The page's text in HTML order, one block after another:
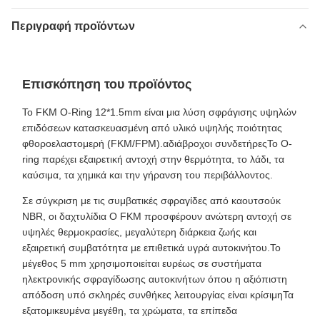
Περιγραφή προϊόντων
Επισκόπηση του προϊόντος
Το FKM O-Ring 12*1.5mm είναι μια λύση σφράγισης υψηλών
επιδόσεων κατασκευασμένη από υλικό υψηλής ποιότητας
φθοροελαστομερή (FKM/FPM).αδιάβροχοι συνδετήρεςΤο O-
ring παρέχει εξαιρετική αντοχή στην θερμότητα, το λάδι, τα
καύσιμα, τα χημικά και την γήρανση του περιβάλλοντος.
Σε σύγκριση με τις συμβατικές σφραγίδες από καουτσούκ
NBR, οι δαχτυλίδια O FKM προσφέρουν ανώτερη αντοχή σε
υψηλές θερμοκρασίες, μεγαλύτερη διάρκεια ζωής και
εξαιρετική συμβατότητα με επιθετικά υγρά αυτοκινήτου.Το
μέγεθος 5 mm χρησιμοποιείται ευρέως σε συστήματα
ηλεκτρονικής σφραγίδωσης αυτοκινήτων όπου η αξιόπιστη
απόδοση υπό σκληρές συνθήκες λειτουργίας είναι κρίσιμηΤα
εξατομικευμένα μεγέθη, τα χρώματα, τα επίπεδα